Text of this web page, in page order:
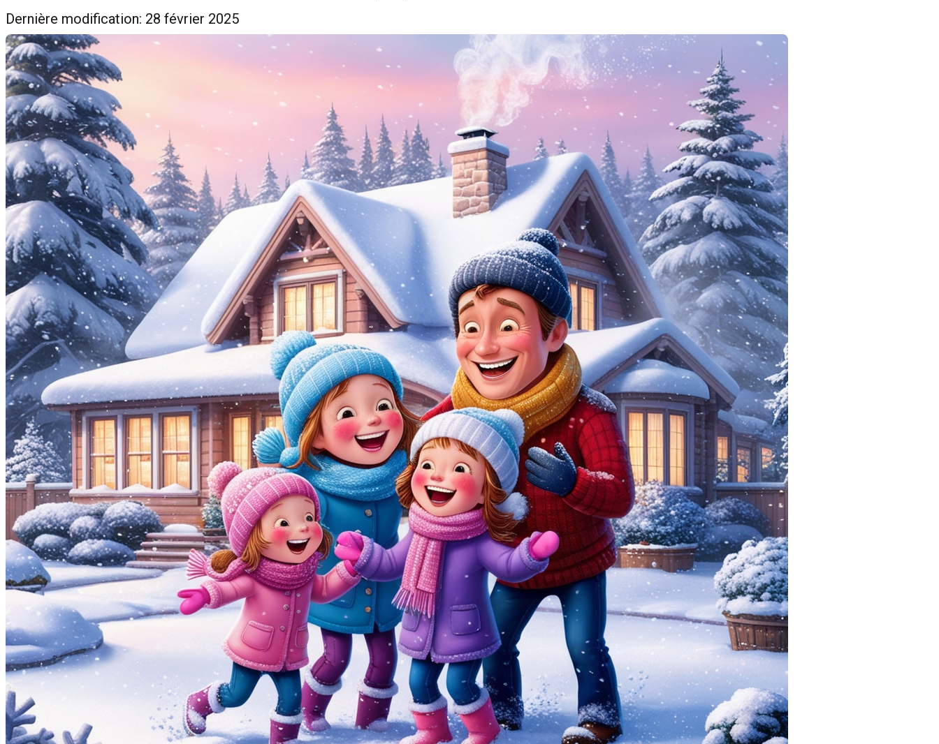
Dernière modification: 28 février 2025